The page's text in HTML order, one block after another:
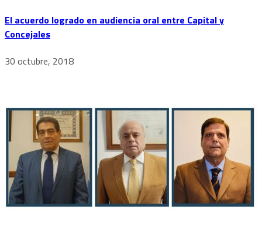
El acuerdo logrado en audiencia oral entre Capital y
Concejales
30 octubre, 2018